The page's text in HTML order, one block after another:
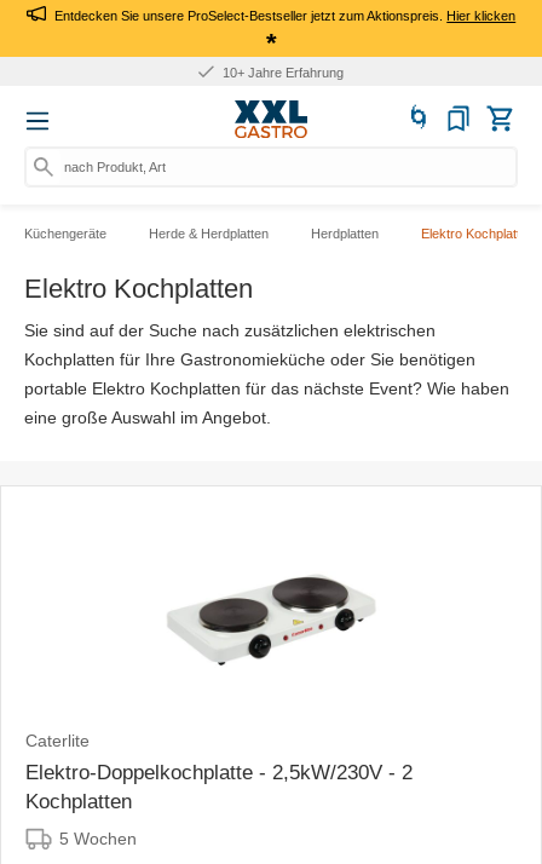
Entdecken Sie unsere ProSelect-Bestseller jetzt zum Aktionspreis.Hier klicken
*
10+ Jahre Erfahrung
nach Produkt, Art.-Nr., Mar
Küchengeräte Herde & Herdplatten Herdplatten Elektro Kochplatten
Elektro Kochplatten
Sie sind auf der Suche nach zusätzlichen elektrischen
Kochplatten für Ihre Gastronomieküche oder Sie benötigen
portable Elektro Kochplatten für das nächste Event? Wie haben
eine große Auswahl im Angebot.
Caterlite
Elektro-Doppelkochplatte - 2,5kW/230V - 2
Kochplatten
5 Wochen